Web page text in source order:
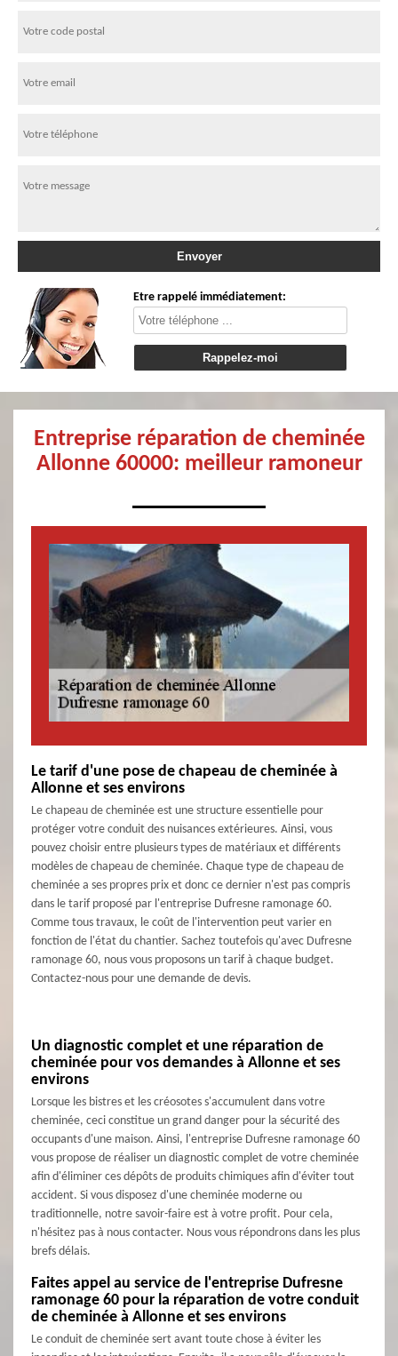
Etre rappelé immédiatement:
Entreprise réparation de cheminée
Allonne 60000: meilleur ramoneur
Le tarif d'une pose de chapeau de cheminée à
Allonne et ses environs
Le chapeau de cheminée est une structure essentielle pour
protéger votre conduit des nuisances extérieures. Ainsi, vous
pouvez choisir entre plusieurs types de matériaux et différents
modèles de chapeau de cheminée. Chaque type de chapeau de
cheminée a ses propres prix et donc ce dernier n'est pas compris
dans le tarif proposé par l'entreprise Dufresne ramonage 60.
Comme tous travaux, le coût de l'intervention peut varier en
fonction de l'état du chantier. Sachez toutefois qu'avec Dufresne
ramonage 60, nous vous proposons un tarif à chaque budget.
Contactez-nous pour une demande de devis.
Un diagnostic complet et une réparation de
cheminée pour vos demandes à Allonne et ses
environs
Lorsque les bistres et les créosotes s'accumulent dans votre
cheminée, ceci constitue un grand danger pour la sécurité des
occupants d'une maison. Ainsi, l'entreprise Dufresne ramonage 60
vous propose de réaliser un diagnostic complet de votre cheminée
afin d'éliminer ces dépôts de produits chimiques afin d'éviter tout
accident. Si vous disposez d'une cheminée moderne ou
traditionnelle, notre savoir-faire est à votre profit. Pour cela,
n'hésitez pas à nous contacter. Nous vous répondrons dans les plus
brefs délais.
Faites appel au service de l'entreprise Dufresne
ramonage 60 pour la réparation de votre conduit
de cheminée à Allonne et ses environs
Le conduit de cheminée sert avant toute chose à éviter les